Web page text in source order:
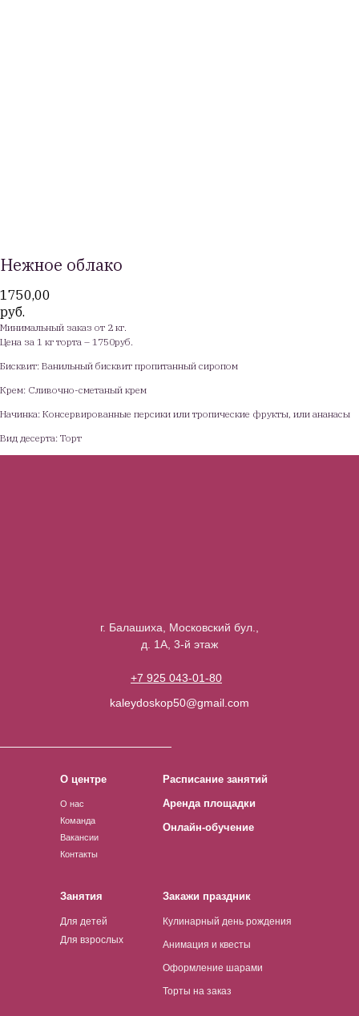
Нежное облако
1750,00
руб.
Минимальный заказ от 2 кг.
Цена за 1 кг торта – 1750руб.
Бисквит: Ванильный бисквит пропитанный сиропом
Крем: Сливочно-сметаный крем
Начинка: Консервированные персики или тропические фрукты, или ананасы
Вид десерта: Торт
+7 925 043-01-80
kaleydoskop50@gmail.com
Расписание занятий
Аренда площадки
Онлайн-обучение
Занятия
Для взрослых
Для детей
Закажи праздник
Кулинарный день рождения
Анимация и квесты
Оформление шарами
Торты на заказ
О центре
О нас
Команда
Вакансии
Контакты
г. Балашиха, Московский бул.,
д. 1А, 3-й этаж